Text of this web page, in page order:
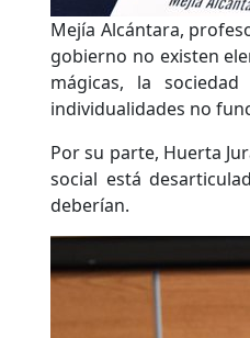
Mejía Alcántara,
gobierno no existen
mágicas, la
individualidades no
Por su parte, Huerta
social está
deberían.